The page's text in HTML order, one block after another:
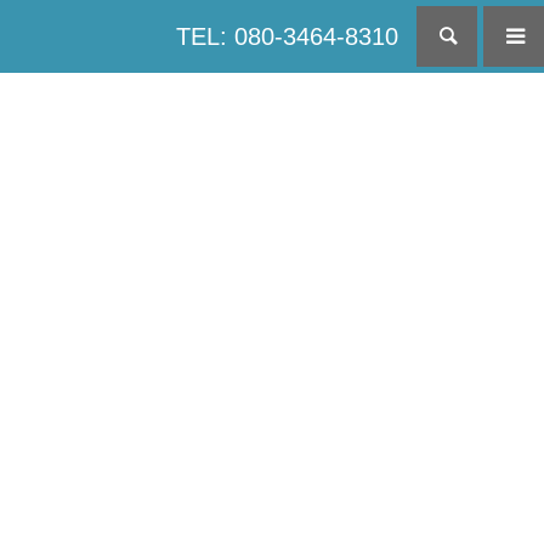
TEL: 080-3464-8310 検索